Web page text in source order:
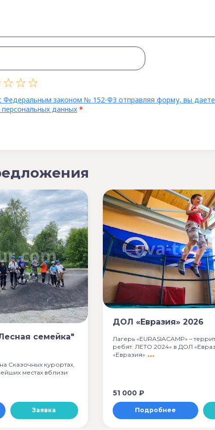
Федеральным законом № 152-ФЗ отправляя форму, вы даете
данных *
семейка"
Сказочных курортах,
местах вблизи
Заявка
ДОЛ «Евразия» 2026
Лагерь «EURASIACAMP» –
ребят. ЛЕТО 2024» в ДОЛ
«Евразия»
51 000 ₽
Подробнее